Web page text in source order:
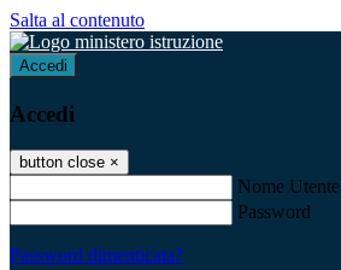
Salta al contenuto
Accedi
Accedi
button close ×
Nome Utente
Password
Password dimenticata?